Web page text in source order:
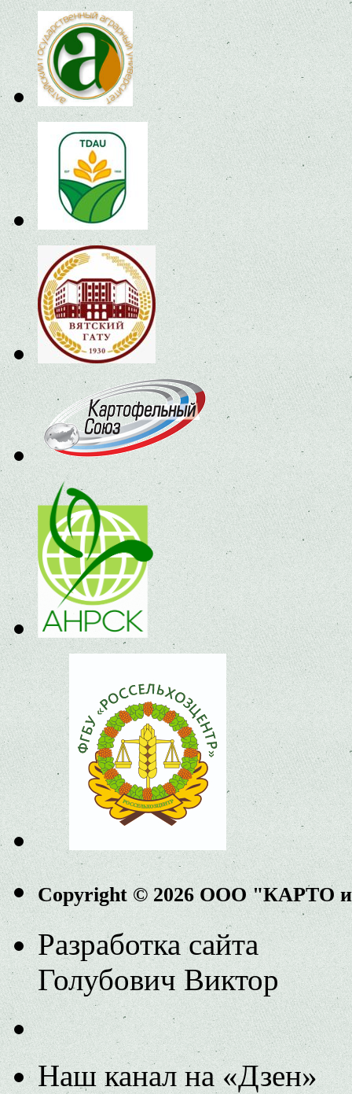
Copyright © 2026 ООО "КАРТО
Разработка сайта
Голубович Виктор
Наш канал на «Дзен»